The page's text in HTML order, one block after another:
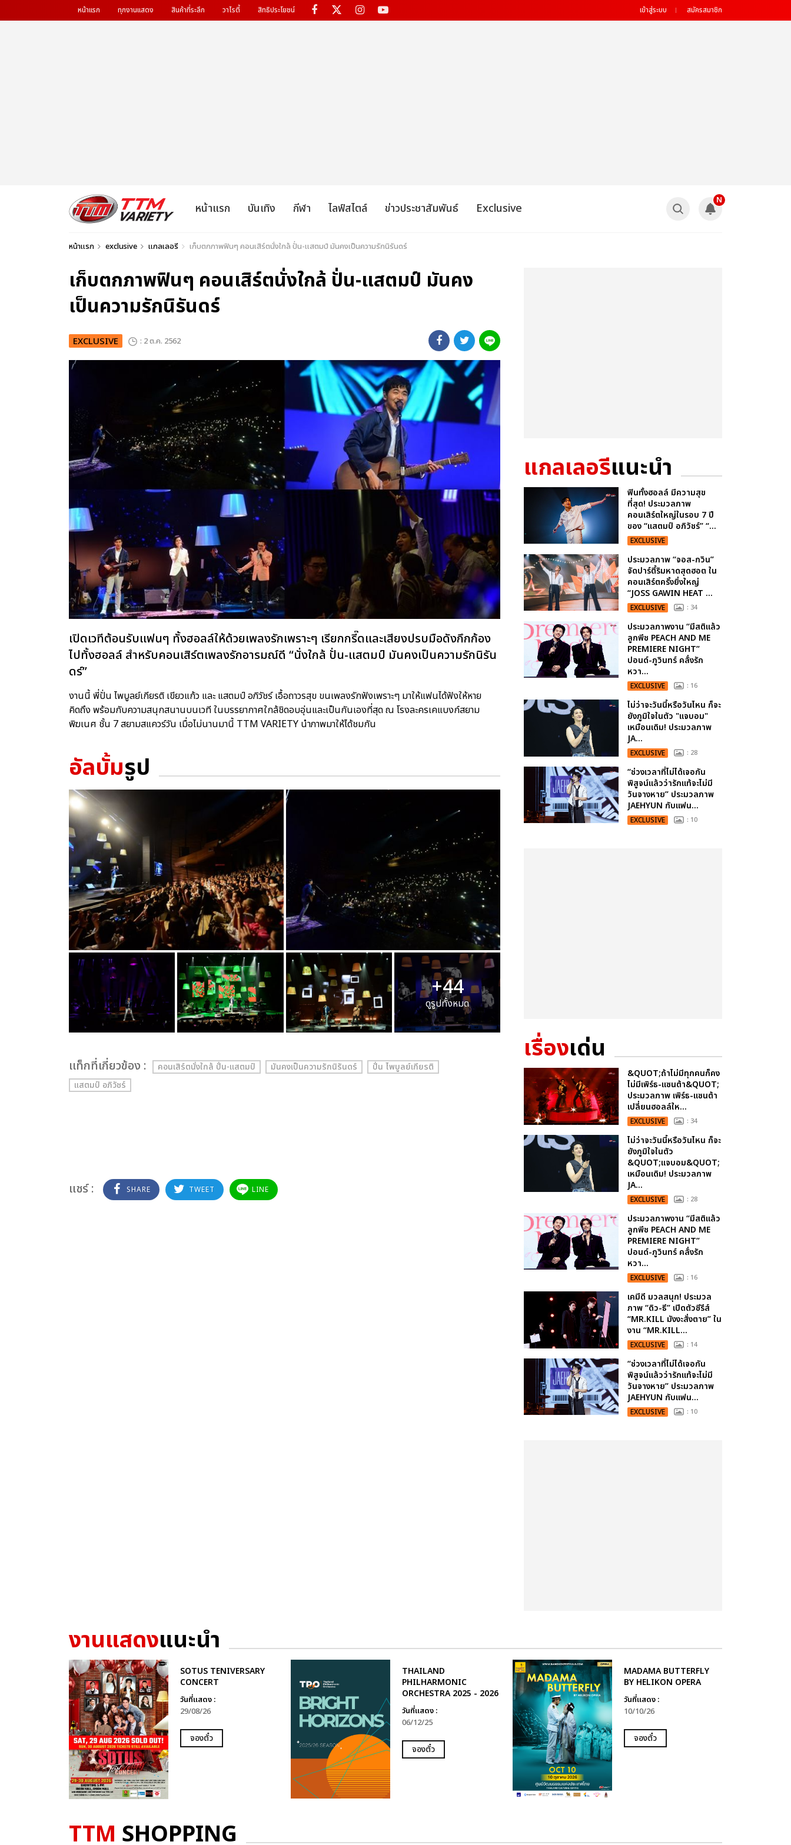
หน้าแรก ทุกงานแสดง สินค้าที่ระลึก วาไรตี้ สิทธิประโยชน์ เข้าสู่ระบบ สมัครสมาชิก
หน้าแรก บันเทิง กีฬา ไลฟ์สไตล์ ข่าวประชาสัมพันธ์ Exclusive
N
หน้าแรก exclusive แกลเลอรี เก็บตกภาพฟินๆ คอนเสิร์ตนั่งใกล้ ปั่น-แสตมป์ มันคงเป็นความรักนิรันดร์
เก็บตกภาพฟินๆ คอนเสิร์ตนั่งใกล้ ปั่น-แสตมป์ มันคง
เป็นความรักนิรันดร์
EXCLUSIVE : 2 ต.ค. 2562
เปิดเวทีต้อนรับแฟนๆ ทั้งฮอลล์ให้ด้วยเพลงรักเพราะๆ เรียกกรี๊ดและเสียงปรบมือดังกึกก้อง
ไปทั้งฮอลล์ สำหรับคอนเสิร์ตเพลงรักอารมณ์ดี “นั่งใกล้ ปั่น-แสตมป์ มันคงเป็นความรักนิรัน
ดร์”
งานนี้ พี่ปั่น ไพบูลย์เกียรติ เขียวแก้ว และ แสตมป์ อภิวัชร์ เอื้อถาวรสุข ขนเพลงรักฟังเพราะๆ มาให้แฟนได้ฟังให้หาย
คิดถึง พร้อมกับความสนุกสนานบนเวที ในบรรยากาศใกล้ชิดอบอุ่นและเป็นกันเองที่สุด ณ โรงละครเคแบงก์สยาม
พิฆเนศ ชั้น 7 สยามสแควร์วัน เมื่อไม่นานมานี้ TTM VARIETY นำภาพมาให้ได้ชมกัน
อัลบั้มรูป
+44
ดูรูปทั้งหมด
เเท็กที่เกี่ยวข้อง : คอนเสิร์ตนั่งใกล้ ปั่น-แสตมป์ มันคงเป็นความรักนิรันดร์
ปั่น ไพบูลย์เกียรติ
แสตมป์ อภิวัชร์
แชร์ : SHARE TWEET LINE
แกลเลอรีแนะนำ
ฟินทั้งฮอลล์ มีความสุข
ที่สุด! ประมวลภาพ
คอนเสิร์ตใหญ่ในรอบ 7 ปี
ของ “แสตมป์ อภิวัชร์” “...
EXCLUSIVE
ประมวลภาพ “จอส-กวิน”
จัดปาร์ตี้ริมหาดสุดฮอต ใน
คอนเสิร์ตครั้งยิ่งใหญ่
“JOSS GAWIN HEAT ...
EXCLUSIVE : 34
ประมวลภาพงาน “มีสติแล้ว
ลูกพีช PEACH AND ME
PREMIERE NIGHT”
ปอนด์-ภูวินทร์ คลั่งรัก
หวา...
EXCLUSIVE : 16
ไม่ว่าจะวันนี้หรือวันไหน ก็จะ
ยังภูมิใจในตัว "แจบอม"
เหมือนเดิม! ประมวลภาพ
JA...
EXCLUSIVE : 28
“ช่วงเวลาที่ไม่ได้เจอกัน
พิสูจน์แล้วว่ารักแท้จะไม่มี
วันจางหาย” ประมวลภาพ
JAEHYUN กับแฟน...
EXCLUSIVE : 10
เรื่องเด่น
&QUOT;ถ้าไม่มีทุกคนก็คง
ไม่มีเพิร์ธ-แซนต้า&QUOT;
ประมวลภาพ เพิร์ธ-แซนต้า
เปลี่ยนฮอลล์ให...
EXCLUSIVE : 34
ไม่ว่าจะวันนี้หรือวันไหน ก็จะ
ยังภูมิใจในตัว
&QUOT;แจบอม&QUOT;
เหมือนเดิม! ประมวลภาพ
JA...
EXCLUSIVE : 28
ประมวลภาพงาน “มีสติแล้ว
ลูกพีช PEACH AND ME
PREMIERE NIGHT”
ปอนด์-ภูวินทร์ คลั่งรัก
หวา...
EXCLUSIVE : 16
เคมีดี มวลสนุก! ประมวล
ภาพ “ดิว-ธี” เปิดตัวซีรีส์
“MR.KILL มังงะสั่งตาย” ใน
งาน “MR.KILL...
EXCLUSIVE : 14
“ช่วงเวลาที่ไม่ได้เจอกัน
พิสูจน์แล้วว่ารักแท้จะไม่มี
วันจางหาย” ประมวลภาพ
JAEHYUN กับแฟน...
EXCLUSIVE : 10
งานแสดงแนะนำ
SOTUS TENIVERSARY
CONCERT
วันที่แสดง :
29/08/26
จองตั๋ว
THAILAND
PHILHARMONIC
ORCHESTRA 2025 - 2026
วันที่แสดง :
06/12/25
จองตั๋ว
MADAMA BUTTERFLY
BY HELIKON OPERA
วันที่แสดง :
10/10/26
จองตั๋ว
TTM SHOPPING